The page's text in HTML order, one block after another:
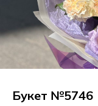
Букет №5746